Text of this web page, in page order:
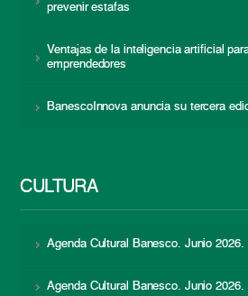
prevenir estafas
Ventajas de la inteligencia artificial
emprendedores
BanescoInnova anuncia su tercera
CULTURA
Agenda Cultural Banesco. Junio 2026.
Agenda Cultural Banesco. Junio 2026.